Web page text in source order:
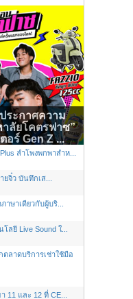
ระกาศความ
ลัยโคตรฟาซ”
อร์ Gen Z ...
ลำโพงพกพาสำห...
ยจิ๋ว บันทึกเส...
ษาเดียวกับผู้บริ...
ลยี Live Sound ใ...
ตลาดบริการเช่าใช้มือ
11 และ 12 ที่ CE...